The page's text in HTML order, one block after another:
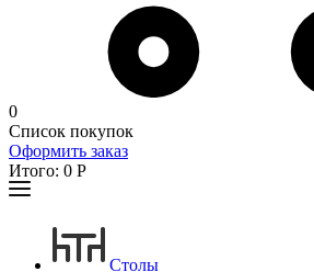
0
Список покупок
Оформить заказ
Итого: 0 Р
Столы